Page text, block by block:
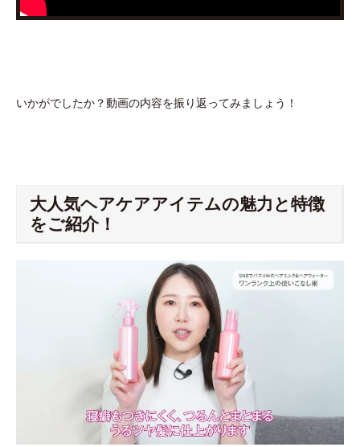
いかがでしたか？動画の内容を振り返ってみましょう！
大人気ヘアケアアイテムの魅力と特徴
をご紹介！